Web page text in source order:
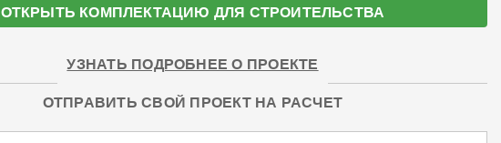
ОТКРЫТЬ КОМПЛЕКТАЦИЮ ДЛЯ СТРОИТЕЛЬСТВА
УЗНАТЬ ПОДРОБНЕЕ О ПРОЕКТЕ
ОТПРАВИТЬ СВОЙ ПРОЕКТ НА РАСЧЕТ